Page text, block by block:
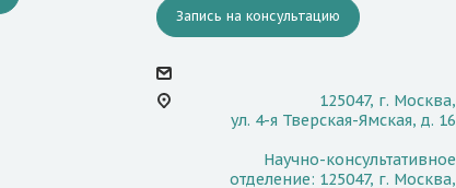
Запись на консультацию
125047, г. Москва,
ул. 4-я Тверская-Ямская, д. 16
Научно-консультативное
отделение: 125047, г. Москва,